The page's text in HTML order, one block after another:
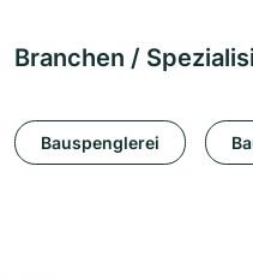
Branchen /
Bauspenglerei